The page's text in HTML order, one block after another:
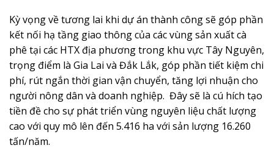
Kỳ vọng về tương lai khi dự án thành công sẽ góp phần
kết nối hạ tầng giao thông của các vùng sản xuất cà
phê tại các HTX địa phương trong khu vực Tây Nguyên,
trọng điểm là Gia Lai và Đắk Lắk, góp phần tiết kiệm chi
phí, rút ngắn thời gian vận chuyển, tăng lợi nhuận cho
người nông dân và doanh nghiệp. Đây sẽ là cú hích tạo
tiền đề cho sự phát triển vùng nguyên liệu chất lượng
cao với quy mô lên đến 5.416 ha với sản lượng 16.260
tấn/năm.